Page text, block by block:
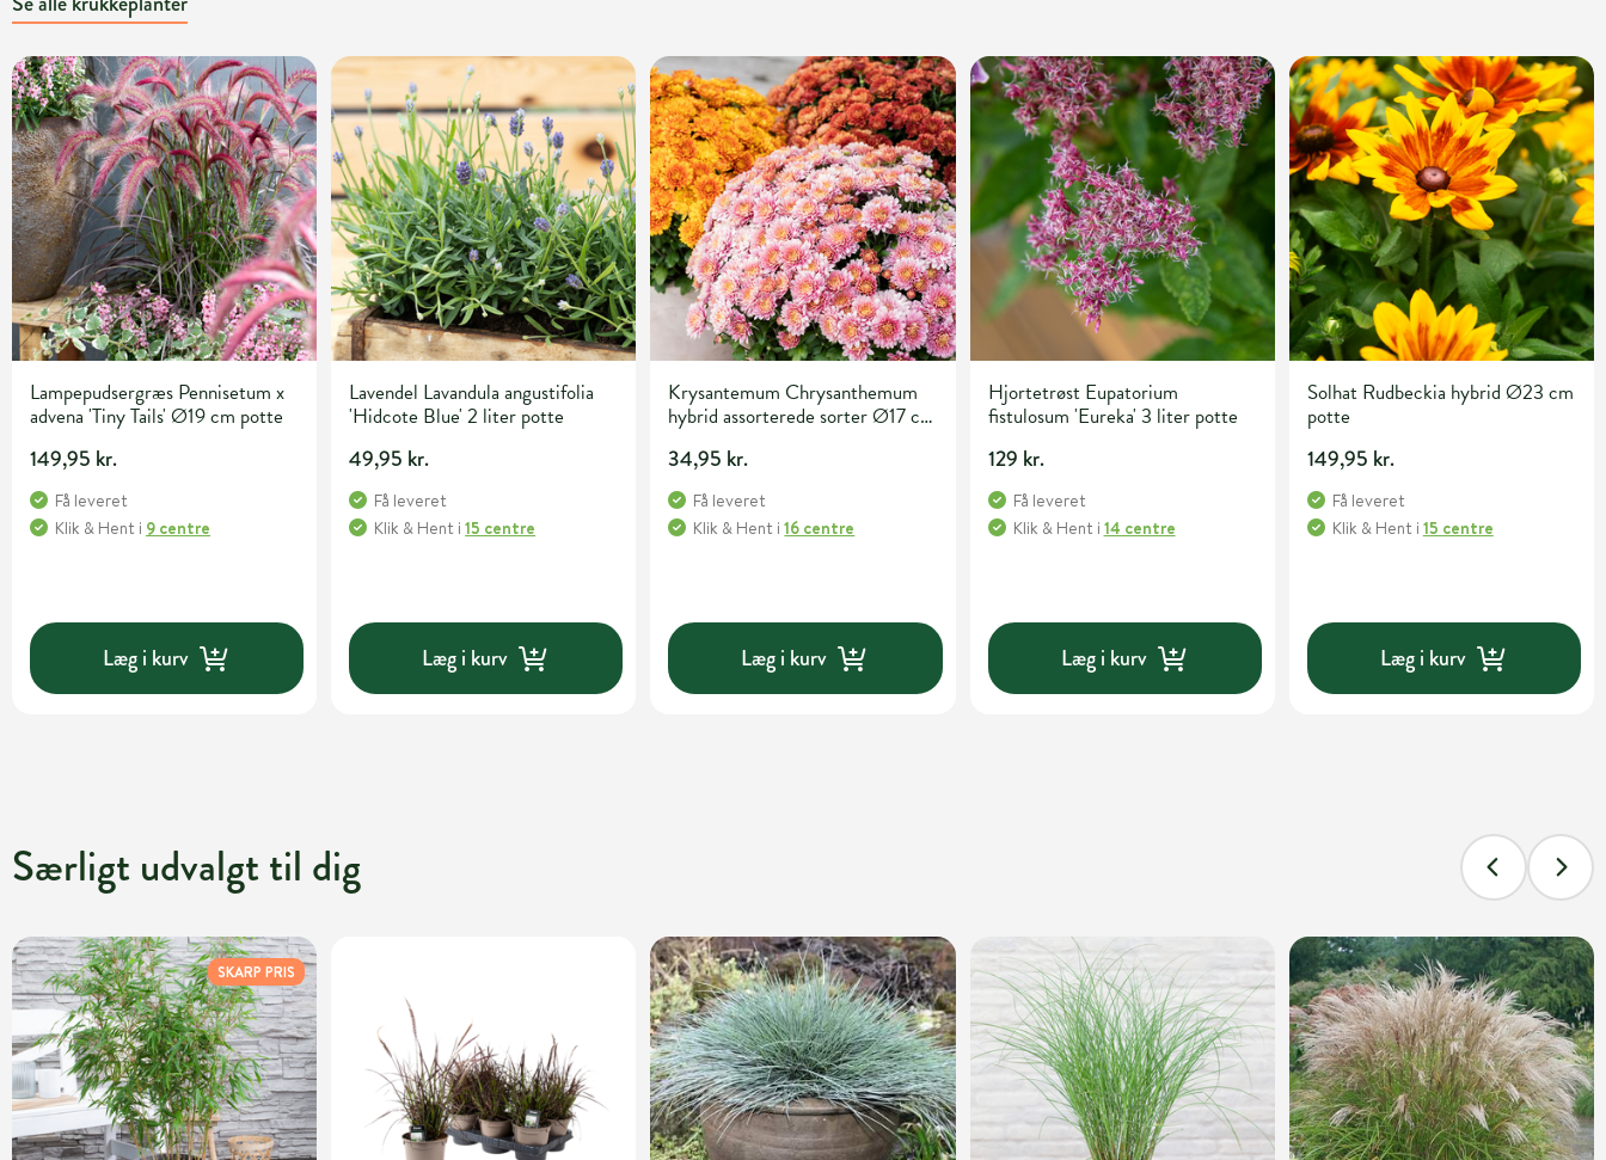
Lampepudsergræs Pennisetum x
advena 'Tiny Tails' Ø19 cm potte
149,95 kr.
Få leveret
Klik & Hent i 9 centre
Læg i kurv
Lavendel Lavandula angustifolia
'Hidcote Blue' 2 liter potte
49,95 kr.
Få leveret
Klik & Hent i15 centre
Læg i kurv
Krysantemum Chrysanthemum
hybrid assorterede sorter Ø17 cm
34,95 kr.
Få leveret
Klik & Hent i16 centre
Læg i kurv
Hjortetrøst Eupatorium
fistulosum 'Eureka' 3 liter potte
129 kr.
Få leveret
Klik & Hent i 14 centre
Læg i kurv
Solhat Rudbeckia hybrid Ø23 cm
potte
149,95 kr.
Få leveret
Klik & Hent i 15 centre
Læg i kurv
Særligt udvalgt til dig
SKARP PRIS